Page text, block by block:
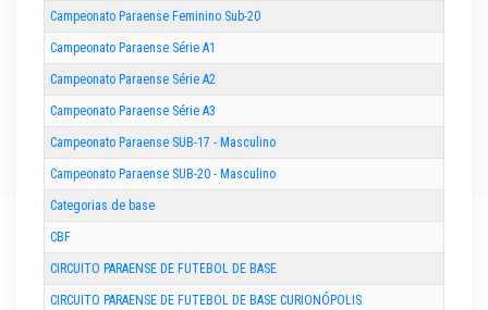
Campeonato Paraense Feminino Sub-20
Campeonato Paraense Série A1
Campeonato Paraense Série A2
Campeonato Paraense Série A3
Campeonato Paraense SUB-17 - Masculino
Campeonato Paraense SUB-20 - Masculino
Categorias de base
CBF
CIRCUITO PARAENSE DE FUTEBOL DE BASE
CIRCUITO PARAENSE DE FUTEBOL DE BASE CURIONÓPOLIS